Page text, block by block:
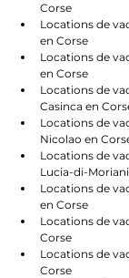
Corse
Locations de
en Corse
Locations de
en Corse
Locations de
Casinca en
Locations de
Nicolao en
Locations de
Lucia-di-
Locations de
en Corse
Locations de
Corse
Locations de
Corse